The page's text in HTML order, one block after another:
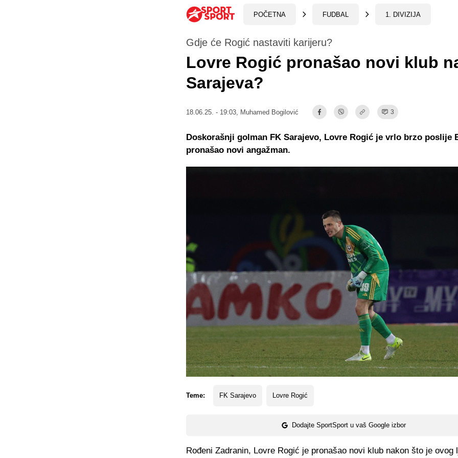
POČETNA FUDBAL 1. DIVIZIJA
Gdje će Rogić nastaviti karijeru?
Lovre Rogić pronašao novi klub
Sarajeva?
18.06.25. - 19:03, Muhamed Bogilović 3
Teme: FK Sarajevo Lovre Rogić
Dodajte SportSport u vaš Google izbor
Doskorašnji golman FK Sarajevo, Lovre Rogić je vrlo brzo poslije
pronašao novi angažman.
Rođeni Zadranin, Lovre Rogić je pronašao novi klub nakon što je ovog